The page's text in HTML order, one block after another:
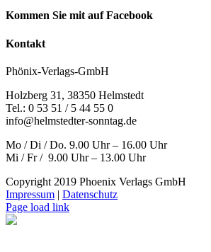
Kommen Sie mit auf Facebook
Kontakt
Phönix-Verlags-GmbH
Holzberg 31, 38350 Helmstedt
Tel.: 0 53 51 / 5 44 55 0
info@helmstedter-sonntag.de
Mo / Di / Do. 9.00 Uhr – 16.00 Uhr
Mi / Fr / 9.00 Uhr – 13.00 Uhr
Copyright 2019 Phoenix Verlags GmbH
Impressum | Datenschutz
Page load link